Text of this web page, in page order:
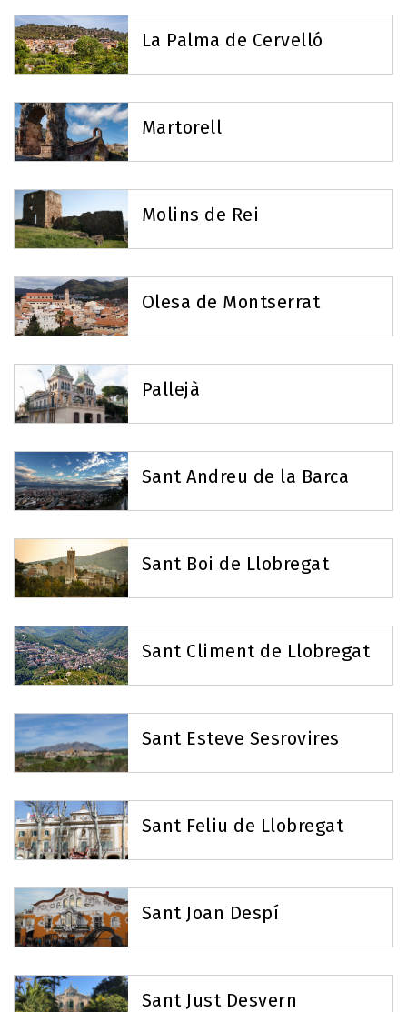
La Palma de Cervelló
Martorell
Molins de Rei
Olesa de Montserrat
Pallejà
Sant Andreu de la Barca
Sant Boi de Llobregat
Sant Climent de Llobregat
Sant Esteve Sesrovires
Sant Feliu de Llobregat
Sant Joan Despí
Sant Just Desvern